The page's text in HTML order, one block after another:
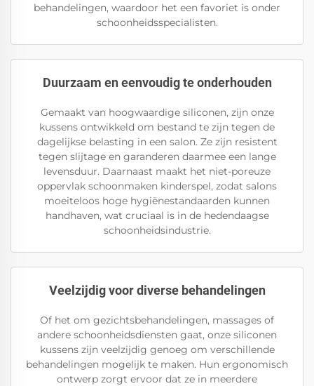
behandelingen, waardoor het een favoriet is onder
schoonheidsspecialisten.
Duurzaam en eenvoudig te onderhouden
Gemaakt van hoogwaardige siliconen, zijn onze
kussens ontwikkeld om bestand te zijn tegen de
dagelijkse belasting in een salon. Ze zijn resistent
tegen slijtage en garanderen daarmee een lange
levensduur. Daarnaast maakt het niet-poreuze
oppervlak schoonmaken kinderspel, zodat salons
moeiteloos hoge hygiënestandaarden kunnen
handhaven, wat cruciaal is in de hedendaagse
schoonheidsindustrie.
Veelzijdig voor diverse behandelingen
Of het om gezichtsbehandelingen, massages of
andere schoonheidsdiensten gaat, onze siliconen
kussens zijn veelzijdig genoeg om verschillende
behandelingen mogelijk te maken. Hun ergonomisch
ontwerp zorgt ervoor dat ze in meerdere